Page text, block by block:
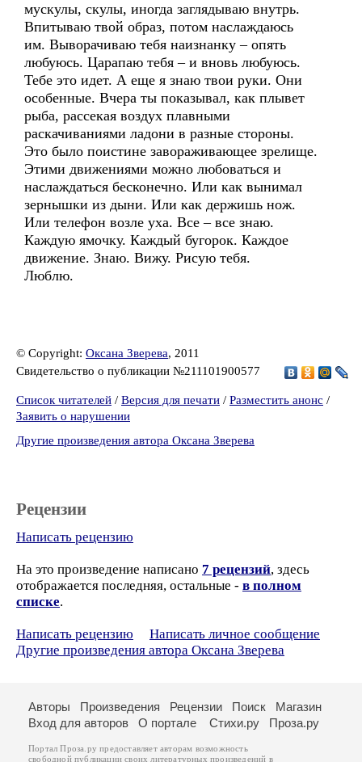
мускулы, скулы, иногда заглядываю внутрь.
Впитываю твой образ, потом наслаждаюсь
им. Выворачиваю тебя наизнанку – опять
любуюсь. Царапаю тебя – и вновь любуюсь.
Тебе это идет. А еще я знаю твои руки. Они
особенные. Вчера ты показывал, как плывет
рыба, рассекая воздух плавными
раскачиваниями ладони в разные стороны.
Это было поистине завораживающее зрелище.
Этими движениями можно любоваться и
наслаждаться бесконечно. Или как вынимал
зернышки из дыни. Или как держишь нож.
Или телефон возле уха. Все – все знаю.
Каждую ямочку. Каждый бугорок. Каждое
движение. Знаю. Вижу. Рисую тебя.
Люблю.
© Copyright: Оксана Зверева, 2011
Свидетельство о публикации №211101900577
Список читателей / Версия для печати / Разместить анонс /
Заявить о нарушении
Другие произведения автора Оксана Зверева
Рецензии
Написать рецензию
На это произведение написано 7 рецензий, здесь
отображается последняя, остальные - в полном
списке.
Написать рецензию
Написать личное сообщение
Другие произведения автора Оксана Зверева
Авторы Произведения Рецензии Поиск
Магазин
Вход для авторов
О портале Стихи.ру Проза.ру
Портал Проза.ру предоставляет авторам возможность
свободной публикации своих литературных произведений в